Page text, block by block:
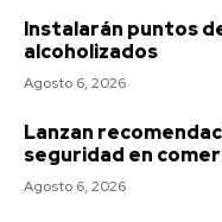
Instalarán puntos
alcoholizados
Agosto 6, 2026
Lanzan
seguridad en
Agosto 6, 2026